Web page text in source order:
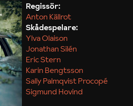
Regissör:
Anton Källrot
Skådespelare:
Ylva Olaison
Jonathan Silén
Eric Stern
Karin Bengtsson
Sally Palmqvist Procopé
Sigmund Hovind